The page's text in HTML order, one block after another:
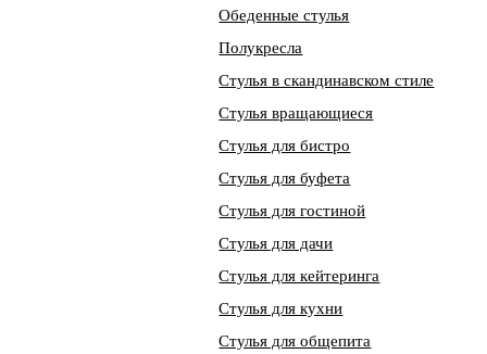
Обеденные стулья
Полукресла
Стулья в скандинавском стиле
Стулья вращающиеся
Стулья для бистро
Стулья для буфета
Стулья для гостиной
Стулья для дачи
Стулья для кейтеринга
Стулья для кухни
Стулья для общепита